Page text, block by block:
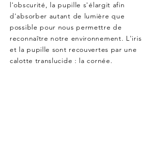
l'obscurité, la pupille s'élargit afin
d'absorber autant de lumière que
possible pour nous permettre de
reconnaître notre environnement. L'iris
et la pupille sont recouvertes par une
calotte translucide : la cornée.